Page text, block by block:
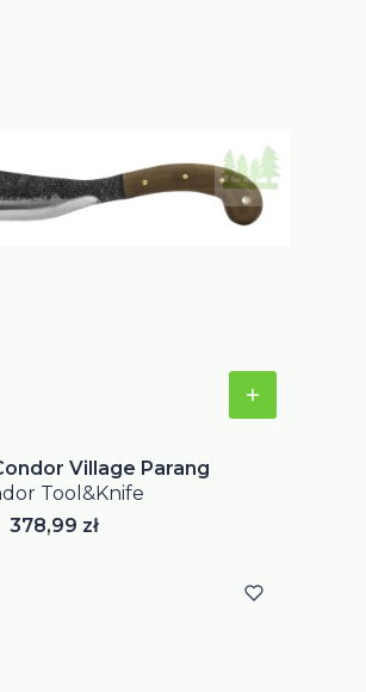
Village Parang
Tool&Knife
Cena
378,99 zł